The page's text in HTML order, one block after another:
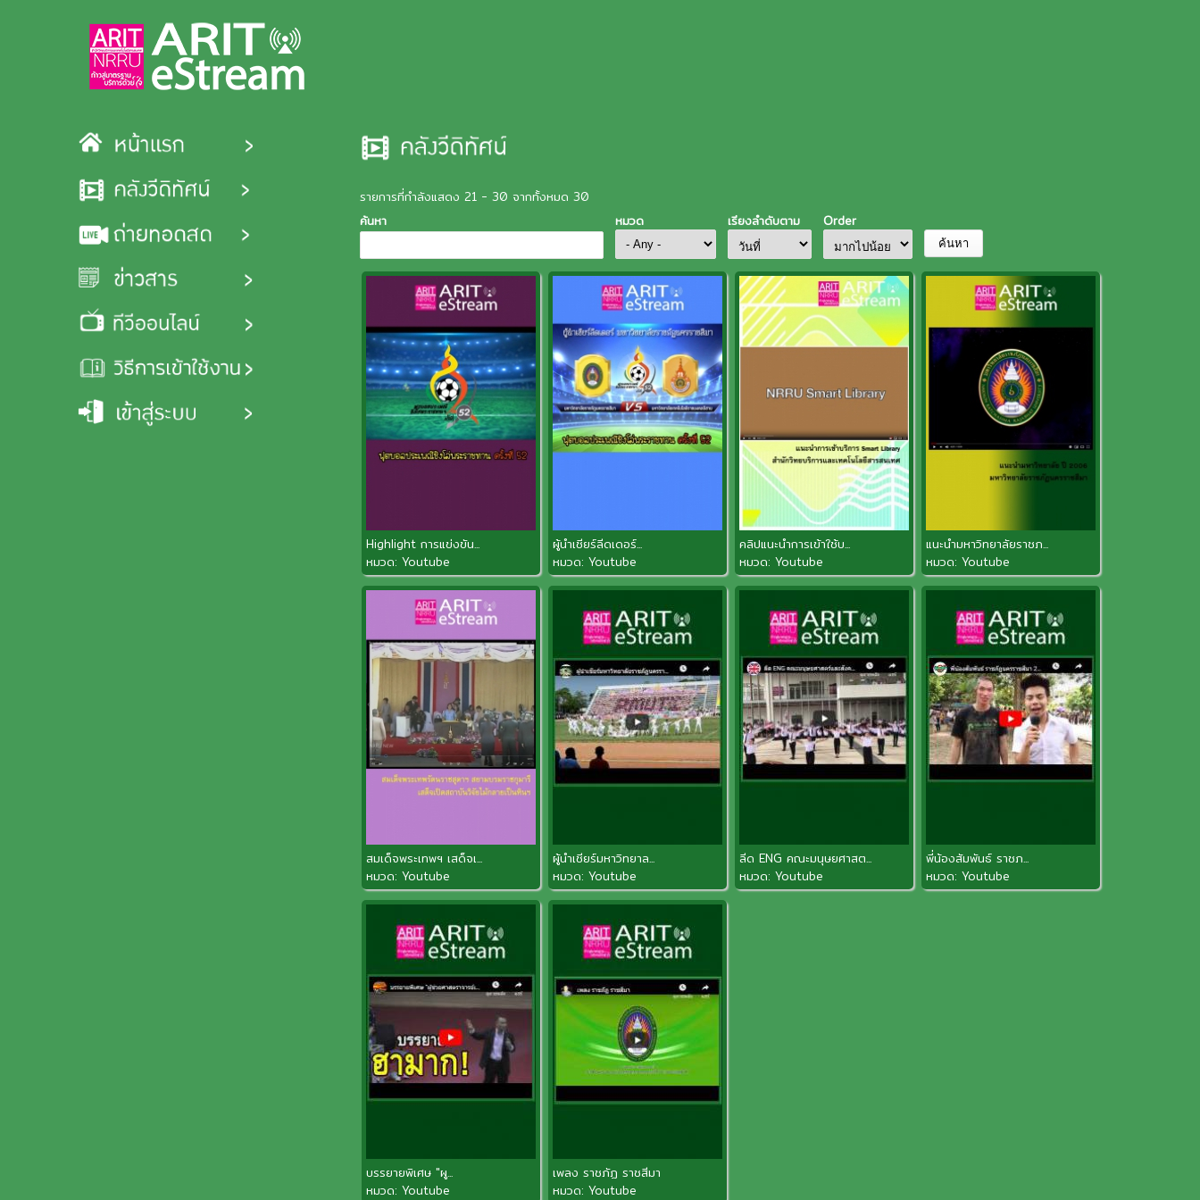
รายการที่กำลังแสดง 21 - 30 จากทั้งหมด 30
ค้นหา
หมวด เรียงลำดับตาม Order
Highlight การแข่งขัน...
หมวด: Youtube
ผู้นำเชียร์ลีดเดอร์...
หมวด: Youtube
คลิปแนะนำการเข้าใช้บ...
หมวด: Youtube
แนะนำมหาวิทยาลัยราชภ...
หมวด: Youtube
สมเด็จพระเทพฯ เสด็จเ...
หมวด: Youtube
ผู้นำเชียร์มหาวิทยาล...
หมวด: Youtube
ลีด ENG คณะมนุษยศาสต...
หมวด: Youtube
พี่น้องสัมพันธ์ ราชภ...
หมวด: Youtube
บรรยายพิเศษ "ผู...
หมวด: Youtube
เพลง ราชภัฏ ราชสีมา
หมวด: Youtube